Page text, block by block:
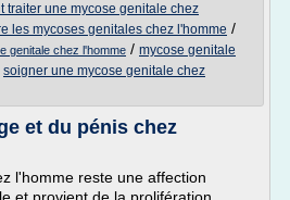
traiter une mycose genitale chez
les mycoses genitales chez l'homme /
genitale chez l'homme / mycose genitale
soigner une mycose genitale chez
et du pénis chez
l'homme reste une affection